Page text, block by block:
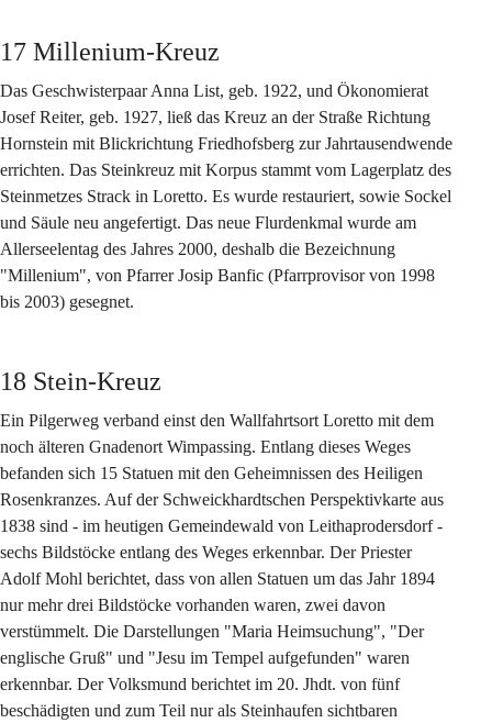
17 Millenium-Kreuz
Das Geschwisterpaar Anna List, geb. 1922, und Ökonomierat
Josef Reiter, geb. 1927, ließ das Kreuz an der Straße Richtung
Hornstein mit Blickrichtung Friedhofsberg zur Jahrtausendwende
errichten. Das Steinkreuz mit Korpus stammt vom Lagerplatz des
Steinmetzes Strack in Loretto. Es wurde restauriert, sowie Sockel
und Säule neu angefertigt. Das neue Flurdenkmal wurde am
Allerseelentag des Jahres 2000, deshalb die Bezeichnung
"Millenium", von Pfarrer Josip Banfic (Pfarrprovisor von 1998
bis 2003) gesegnet.
18 Stein-Kreuz
Ein Pilgerweg verband einst den Wallfahrtsort Loretto mit dem
noch älteren Gnadenort Wimpassing. Entlang dieses Weges
befanden sich 15 Statuen mit den Geheimnissen des Heiligen
Rosenkranzes. Auf der Schweickhardtschen Perspektivkarte aus
1838 sind - im heutigen Gemeindewald von Leithaprodersdorf -
sechs Bildstöcke entlang des Weges erkennbar. Der Priester
Adolf Mohl berichtet, dass von allen Statuen um das Jahr 1894
nur mehr drei Bildstöcke vorhanden waren, zwei davon
verstümmelt. Die Darstellungen "Maria Heimsuchung", "Der
englische Gruß" und "Jesu im Tempel aufgefunden" waren
erkennbar. Der Volksmund berichtet im 20. Jhdt. von fünf
beschädigten und zum Teil nur als Steinhaufen sichtbaren